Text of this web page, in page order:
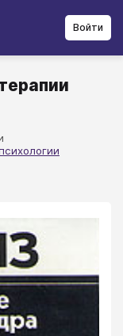
Войти